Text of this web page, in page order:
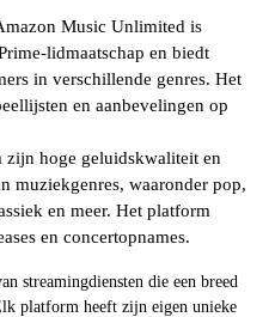
Music Unlimited is
lidmaatschap en biedt
in verschillende genres. Het
en aanbevelingen op
zijn hoge geluidskwaliteit en
muziekgenres, waaronder pop,
en meer. Het platform
en concertopnames.
streamingdiensten die een breed
platform heeft zijn eigen unieke